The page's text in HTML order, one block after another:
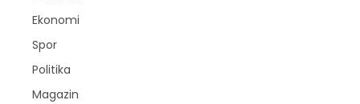
Ekonomi
Spor
Politika
Magazin